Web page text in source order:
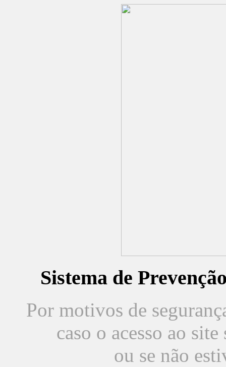
Sistema de
Por motivos de
caso o acesso ao
ou se não